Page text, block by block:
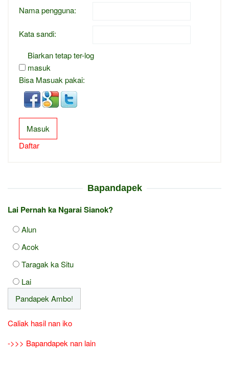
Nama pengguna:
Kata sandi:
Biarkan tetap ter-log
masuk
Bisa Masuak pakai:
Masuk
Daftar
Bapandapek
Lai Pernah ka Ngarai Sianok?
Alun
Acok
Taragak ka Situ
Lai
Caliak hasil nan iko
->>> Bapandapek nan lain